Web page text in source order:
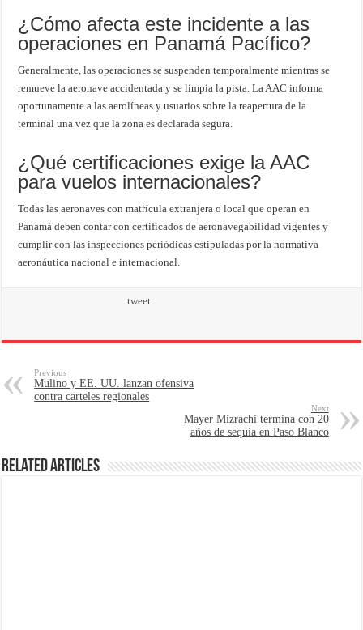
¿Cómo afecta este incidente a las
operaciones en Panamá Pacífico?
Generalmente, las operaciones se suspenden temporalmente mientras se
remueve la aeronave accidentada y se limpia la pista. La AAC informa
oportunamente a las aerolíneas y usuarios sobre la reapertura de la
terminal una vez que la zona es declarada segura.
¿Qué certificaciones exige la AAC
para vuelos internacionales?
Todas las aeronaves con matrícula extranjera o local que operan en
Panamá deben contar con certificados de aeronavegabilidad vigentes y
cumplir con las inspecciones periódicas estipuladas por la normativa
aeronáutica nacional e internacional.
tweet
Previous
Mulino y EE. UU. lanzan ofensiva
contra carteles regionales
Next
Mayer Mizrachi termina con 20
años de sequía en Paso Blanco
Related Articles